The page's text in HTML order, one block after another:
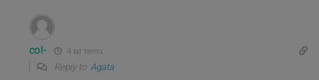
col- 4 lat temu
Reply to Agata